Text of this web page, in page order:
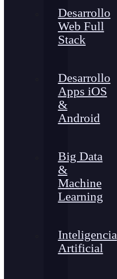
Desarrollo
Web Full
Stack
Desarrollo
Apps iOS
&
Android
Big Data
&
Machine
Learning
Inteligencia
Artificial